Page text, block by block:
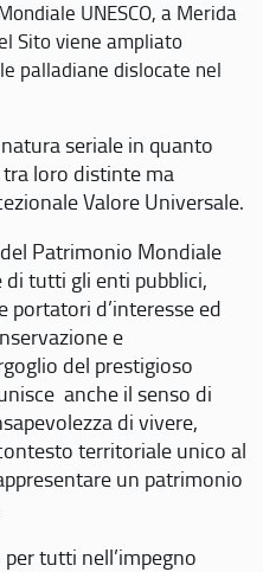
UNESCO, a Merida
Sito viene ampliato
palladiane dislocate nel
seriale in quanto
loro distinte ma
Valore Universale.
Patrimonio Mondiale
di tutti gli enti pubblici,
d’interesse ed
e
del prestigioso
anche il senso di
di vivere,
territoriale unico al
un patrimonio
tutti nell’impegno